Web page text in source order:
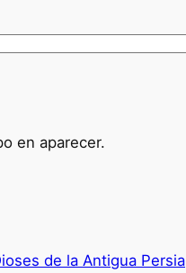
en aparecer.
de la Antigua Persia